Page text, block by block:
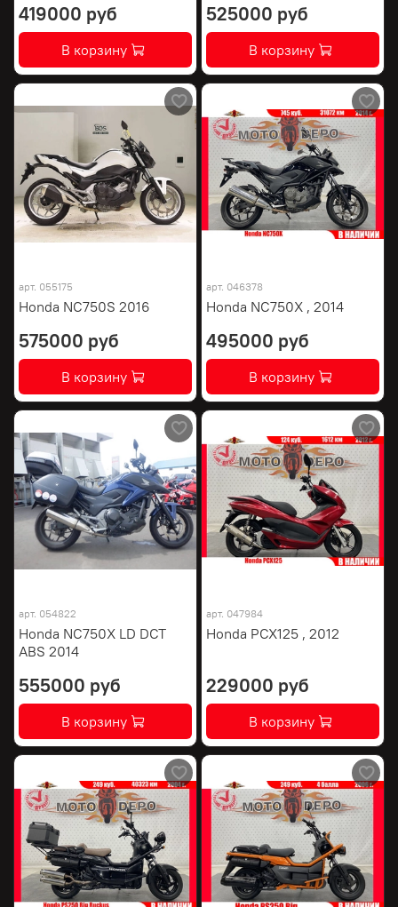
419000 руб
В корзину
525000 руб
В корзину
арт. 055175
Honda NC750S 2016
575000 руб
В корзину
арт. 046378
Honda NC750X , 2014
495000 руб
В корзину
арт. 054822
Honda NC750X LD DCT
ABS 2014
555000 руб
В корзину
арт. 047984
Honda PCX125 , 2012
229000 руб
В корзину